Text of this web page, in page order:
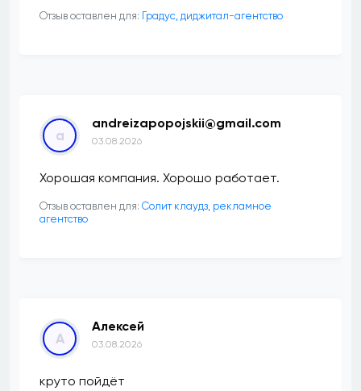
Отзыв оставлен для: ​Градус, диджитал-агентство
a
andreizapopojskii@gmail.com
03.08.2026
Хорошая компания. Хорошо работает.
Отзыв оставлен для: Солит клаудз, рекламное
агентство
А
Алексей
03.08.2026
круто пойдёт